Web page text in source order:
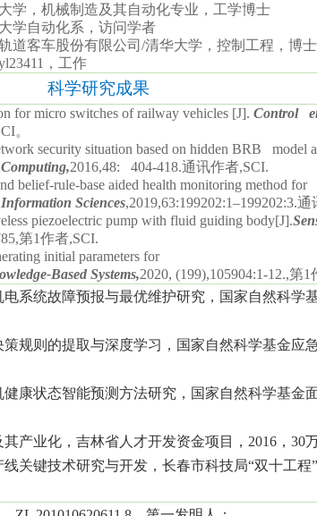
大学，机械制造及其自动化专业，工学博士
学自动化系，访问学者
道客车股份有限公司 /清华大学，控制工程，博
，工作
科学研究成果
for micro switches of railway vehicles [J]. Control
。
security situation based on hidden BRB model
2016,48: 404-418.通讯作者,SCI.
belief-rule-base aided health monitoring method for
Sciences,2019,63:199202:1–199202:3.通
piezoelectric pump with fluid guiding body[J].
第1作者,SCI.
initial parameters for
Based Systems,2020, (199),105904:1-12.,第1
系统故障预报与最优维护研究，国家自然科学
规则的提取与深度学习，国家自然科学基金应
康状态智能预测方法研究，国家自然科学基金
产业化，吉林省人才开发资金项目， 2016， 30
关键技术研究与开发，长春市科技局“双十工程